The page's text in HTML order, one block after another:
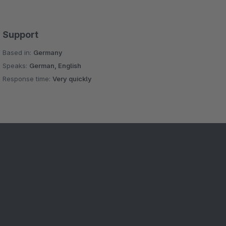
Support
Based in: Germany
Speaks: German, English
Response time:Very quickly